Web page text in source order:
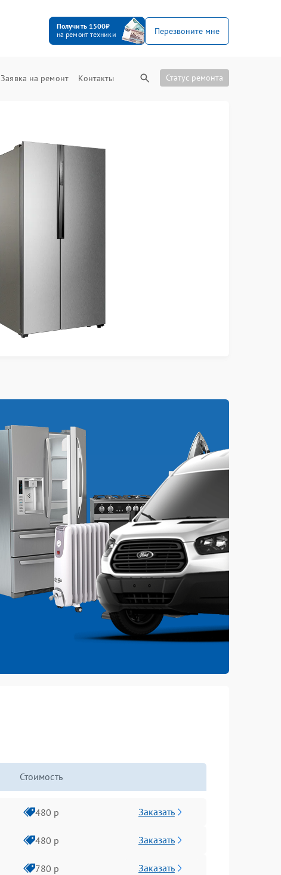
Получить 1500₽
на ремонт техники
Перезвоните мне
Заявка на ремонт Контакты Статус ремонта
Стоимость
480 р Заказать
480 р Заказать
780 р Заказать